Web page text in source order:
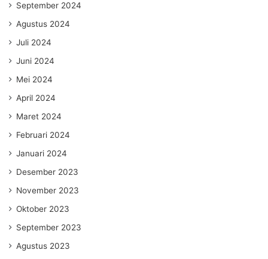
September 2024
Agustus 2024
Juli 2024
Juni 2024
Mei 2024
April 2024
Maret 2024
Februari 2024
Januari 2024
Desember 2023
November 2023
Oktober 2023
September 2023
Agustus 2023